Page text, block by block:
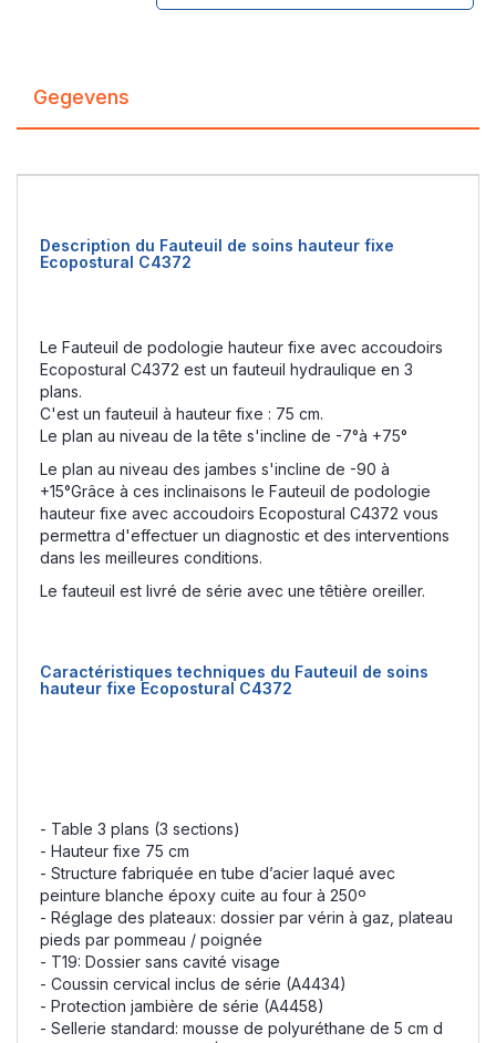
Gegevens
Description du Fauteuil de soins hauteur fixe
Ecopostural C4372
Le Fauteuil de podologie hauteur fixe avec accoudoirs
Ecopostural C4372 est un fauteuil hydraulique en 3
plans.
C'est un fauteuil à hauteur fixe : 75 cm.
Le plan au niveau de la tête s'incline de -7°à +75°
Le plan au niveau des jambes s'incline de -90 à
+15°Grâce à ces inclinaisons le Fauteuil de podologie
hauteur fixe avec accoudoirs Ecopostural C4372 vous
permettra d'effectuer un diagnostic et des interventions
dans les meilleures conditions.
Le fauteuil est livré de série avec une têtière oreiller.
Caractéristiques techniques du Fauteuil de soins
hauteur fixe Ecopostural C4372
- Table 3 plans (3 sections)
- Hauteur fixe 75 cm
- Structure fabriquée en tube d’acier laqué avec
peinture blanche époxy cuite au four à 250º
- Réglage des plateaux: dossier par vérin à gaz, plateau
pieds par pommeau / poignée
- T19: Dossier sans cavité visage
- Coussin cervical inclus de série (A4434)
- Protection jambière de série (A4458)
- Sellerie standard: mousse de polyuréthane de 5 cm d